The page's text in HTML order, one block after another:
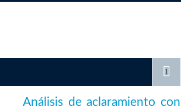
1
Análisis de aclaramiento con